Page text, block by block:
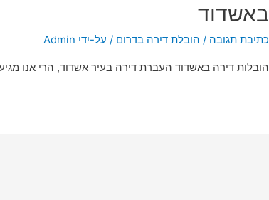
באשדוד
כתיבת תגובה / הובלת דירה בדרום / על-ידי Admin
הובלות דירה באשדוד העברת דירה בעיר אשדוד, הרי אנו